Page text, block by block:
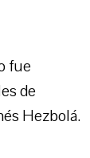
fue
de
Hezbolá.